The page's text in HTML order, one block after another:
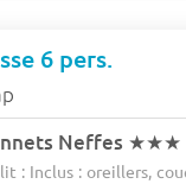
6 pers.
Neffes ★★★
: Inclus : oreillers,